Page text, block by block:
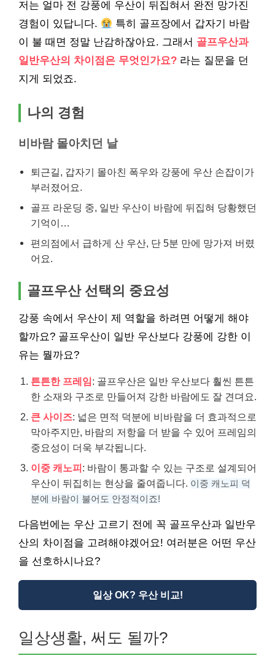
저는 얼마 전 강풍에 우산이 뒤집혀서 완전 망가진
경험이 있답니다.
특히 골프장에서 갑자기 바람
이 불 때면 정말 난감하잖아요. 그래서 골프우산과
일반우산의 차이점은 무엇인가요? 라는 질문을 던
지게 되었죠.
나의 경험
비바람 몰아치던 날
퇴근길, 갑자기 몰아친 폭우와 강풍에 우산 손잡이가
부러졌어요.
골프 라운딩 중, 일반 우산이 바람에 뒤집혀 당황했던
기억이…
편의점에서 급하게 산 우산, 단 5분 만에 망가져 버렸
어요.
골프우산 선택의 중요성
강풍 속에서 우산이 제 역할을 하려면 어떻게 해야
할까요? 골프우산이 일반 우산보다 강풍에 강한 이
유는 뭘까요?
튼튼한 프레임: 골프우산은 일반 우산보다 훨씬 튼튼
한 소재와 구조로 만들어져 강한 바람에도 잘 견뎌요.
큰 사이즈: 넓은 면적 덕분에 비바람을 더 효과적으로
막아주지만, 바람의 저항을 더 받을 수 있어 프레임의
중요성이 더욱 부각됩니다.
이중 캐노피: 바람이 통과할 수 있는 구조로 설계되어
우산이 뒤집히는 현상을 줄여줍니다. 이중 캐노피 덕
분에 바람이 불어도 안정적이죠!
다음번에는 우산 고르기 전에 꼭 골프우산과 일반우
산의 차이점을 고려해야겠어요! 여러분은 어떤 우산
을 선호하시나요?
일상 OK? 우산 비교!
일상생활, 써도 될까?